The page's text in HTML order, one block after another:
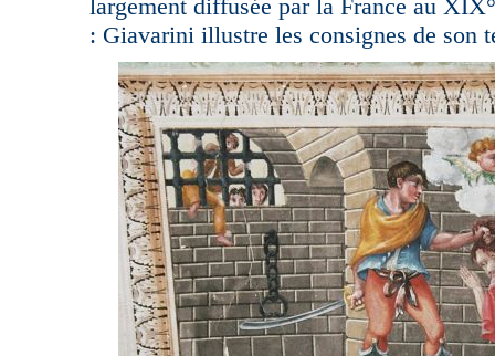
largement diffusée par la France au
: Giavarini illustre les consignes de son